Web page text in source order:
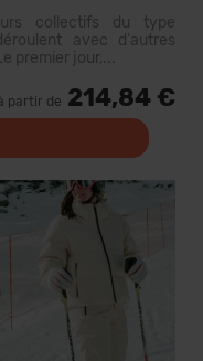
collectifs du type
avec d'autres
premier jour,...
partir de 214,84 €